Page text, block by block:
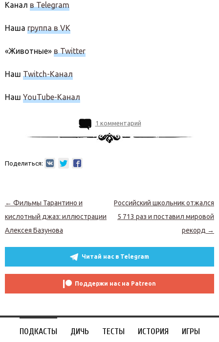
Канал в Telegram
Наша группа в VK
«Животные» в Twitter
Наш Twitch-Канал
Наш YouTube-Канал
1 комментарий
Поделиться:
Навигация по записям
← Фильмы Тарантино и
кислотный джаз: иллюстрации
Алексея Базунова
Российский школьник отжался
5 713 раз и поставил мировой
рекорд →
Читай нас в Telegram
Поддержи нас на Patreon
ПОДКАСТЫ ДИЧЬ ТЕСТЫ ИСТОРИЯ ИГРЫ